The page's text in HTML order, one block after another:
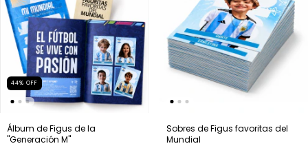
44% OFF
Álbum de Figus de la
"Generación M"
Sobres de Figus favoritas del
Mundial